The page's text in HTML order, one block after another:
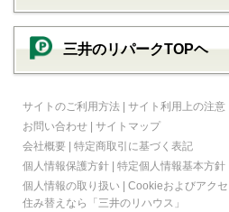
三井のリパークTOPヘ
サイトのご利用方法 | サイト利用上の注意
お問い合わせ | サイトマップ
会社概要 | 特定商取引に基づく表記
個人情報保護方針 | 特定個人情報基本方針
個人情報の取り扱い | Cookieおよびアク
住み替えなら
「三井のリハウス」